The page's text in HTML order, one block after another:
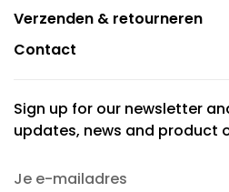
Verzenden & retourneren
Contact
Sign up for our newsletter
updates, news and product